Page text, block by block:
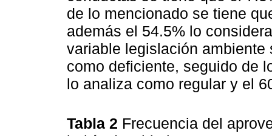
de lo mencionado se tiene
además el 54.5% lo
variable legislación
como deficiente, seguido de
lo analiza como regular y el
Tabla 2 Frecuencia del